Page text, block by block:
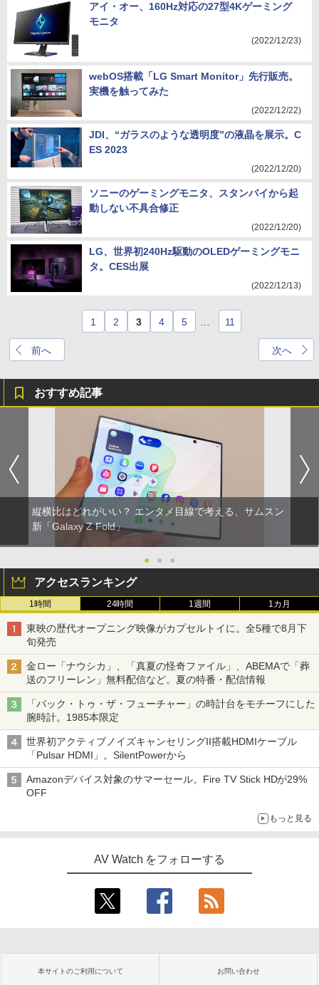
アイ・オー、160Hz対応の27型4Kゲーミング
モニタ
(2022/12/23)
webOS搭載「LG Smart Monitor」先行販売。
実機を触ってみた
(2022/12/22)
JDI、“ガラスのような透明度”の液晶を展示。C
ES 2023
(2022/12/20)
ソニーのゲーミングモニタ、スタンバイから起
動しない不具合修正
(2022/12/20)
LG、世界初240Hz駆動のOLEDゲーミングモニ
タ。CES出展
(2022/12/13)
前へ
1 2 3 4 5 11
次へ
おすすめ記事
縦横比はどれがいい？ エンタメ目線で考える、サムスン
新「Galaxy Z Fold」
● ● ●
アクセスランキング
1時間 24時間 1週間 1カ月
東映の歴代オープニング映像がカプセルトイに。全5種で8月下
旬発売
金ロー「ナウシカ」、「真夏の怪奇ファイル」、ABEMAで「葬
送のフリーレン」無料配信など。夏の特番・配信情報
「バック・トゥ・ザ・フューチャー」の時計台をモチーフにした
腕時計。1985本限定
世界初アクティブノイズキャンセリングII搭載HDMIケーブル
「Pulsar HDMI」。SilentPowerから
Amazonデバイス対象のサマーセール。Fire TV Stick HDが29%
OFF
もっと見る
AV Watch をフォローする
本サイトのご利用について お問い合わせ